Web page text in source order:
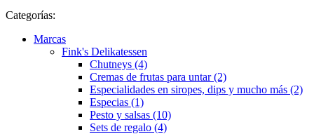
Categorías:
Marcas
Fink's Delikatessen
Chutneys (4)
Cremas de frutas para untar (2)
Especialidades en siropes, dips y mucho más (2)
Especias (1)
Pesto y salsas (10)
Sets de regalo (4)